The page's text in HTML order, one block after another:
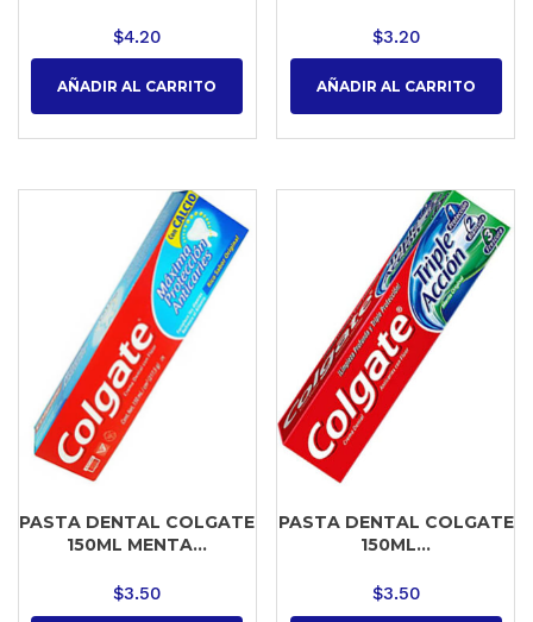
$4.20
AÑADIR AL CARRITO
$3.20
AÑADIR AL CARRITO
PASTA DENTAL COLGATE
150ML MENTA...
$3.50
PASTA DENTAL COLGATE
150ML...
$3.50